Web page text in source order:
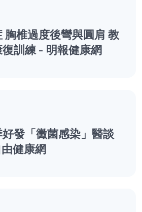
胸椎過度後彎與圓肩 教
訓練 - 明報健康網
發「黴菌感染」醫談
健康網